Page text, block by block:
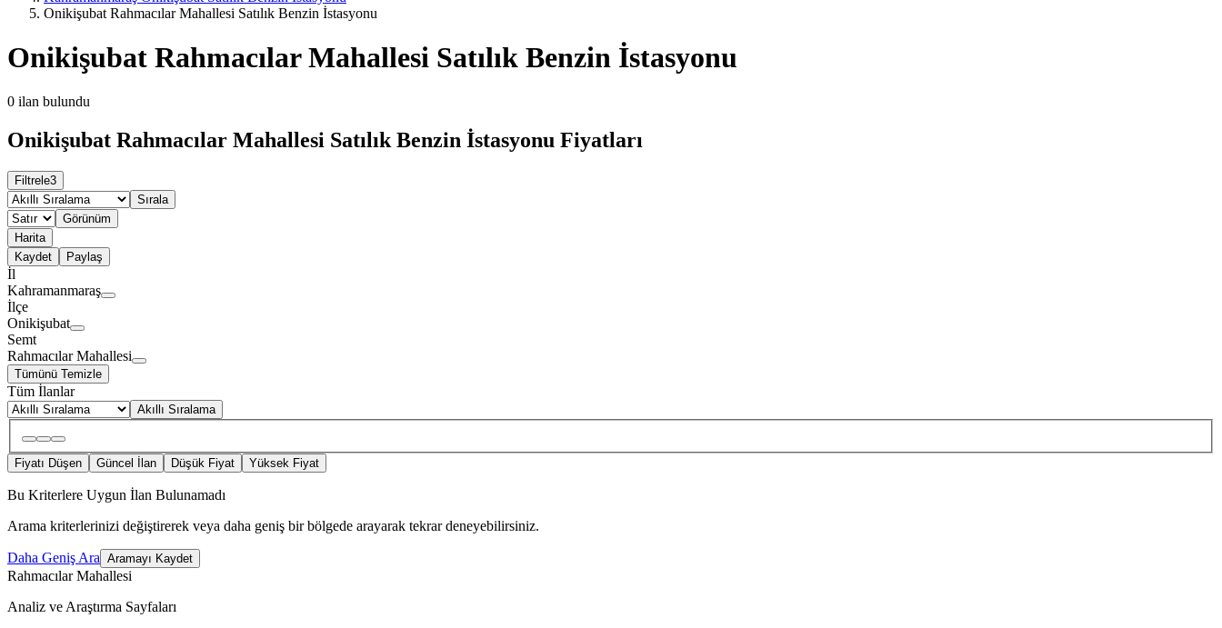
Onikişubat Rahmacılar Mahallesi Satılık Benzin İstasyonu
Onikişubat Rahmacılar Mahallesi Satılık Benzin İstasyonu
0 ilan bulundu
Onikişubat Rahmacılar Mahallesi Satılık Benzin İstasyonu Fiyatları
Filtrele3
Sırala
Görünüm
Harita
Kaydet
Paylaş
İl
Kahramanmaraş
İlçe
Onikişubat
Semt
Rahmacılar Mahallesi
Tümünü Temizle
Tüm İlanlar
Akıllı Sıralama
Fiyatı Düşen Güncel İlan Düşük Fiyat Yüksek Fiyat
Bu Kriterlere Uygun İlan Bulunamadı
Arama kriterlerinizi değiştirerek veya daha geniş bir bölgede arayarak tekrar deneyebilirsiniz.
Daha Geniş Ara Aramayı Kaydet
Rahmacılar Mahallesi
Analiz ve Araştırma Sayfaları